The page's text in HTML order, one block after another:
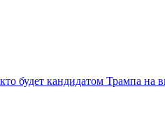
кто будет кандидатом Трампа